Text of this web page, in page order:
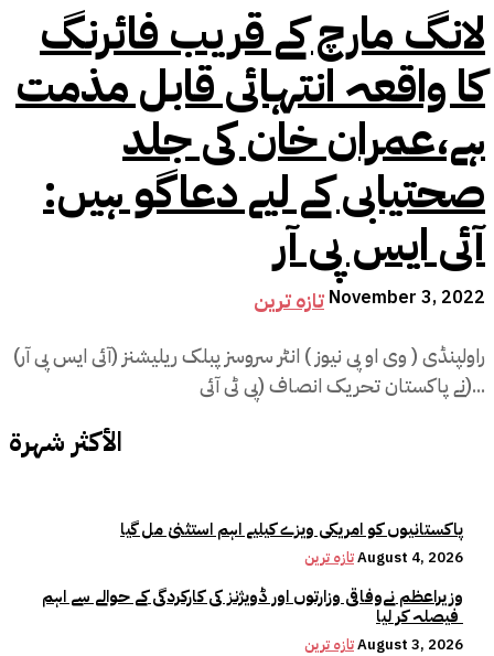
لانگ مارچ کے قریب فائرنگ
کا واقعہ انتہائی قابل مذمت
ہے،عمران خان کی جلد
صحتیابی کے لیے دعاگو ہیں:
آئی ایس پی آر
تازہ ترین November 3, 2022
راولپنڈی ( وی او پی نیوز ) انٹر سروسز پبلک ریلیشنز (آئی ایس پی آر)
نے پاکستان تحریک انصاف (پی ٹی آئی)...
الأكثر شهرة
پاکستانیوں کو امریکی ویزے کیلیے اہم استثنیٰ مل گیا
تازہ ترینAugust 4, 2026
وزیراعظم نےوفاقی وزارتوں اور ڈویژنز کی کارکردگی کے حوالے سے اہم
تازہ ترینAugust 3, 2026